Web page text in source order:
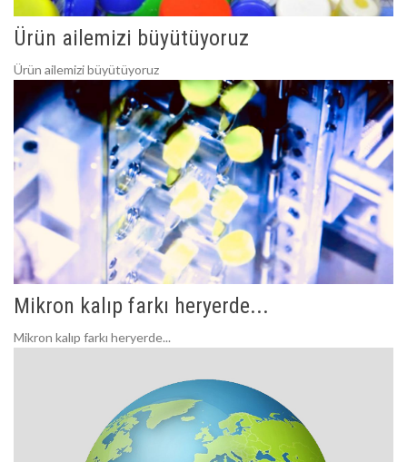
Ürün ailemizi büyütüyoruz
Ürün ailemizi büyütüyoruz
Mikron kalıp farkı heryerde...
Mikron kalıp farkı heryerde...